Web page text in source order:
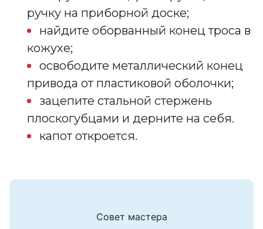
ручку на приборной доске;
найдите оборванный конец троса в
кожухе;
освободите металлический конец
привода от пластиковой оболочки;
зацепите стальной стержень
плоскогубцами и дерните на себя.
капот откроется.
Совет мастера